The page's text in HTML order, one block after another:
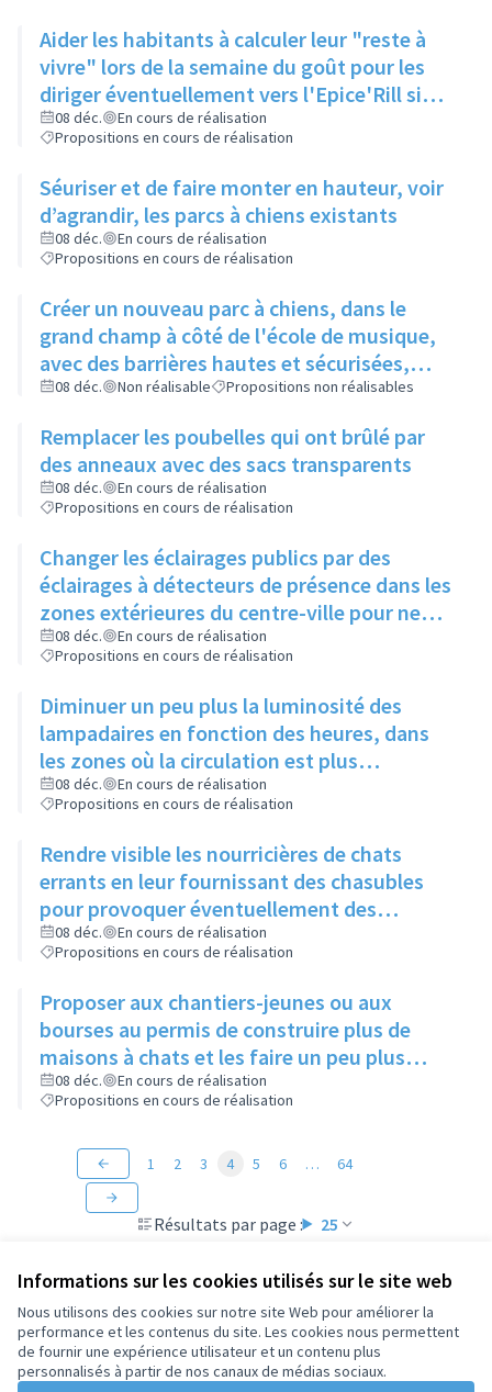
Informations sur les cookies utilisés sur le site web
Nous utilisons des cookies sur notre site Web pour améliorer la
performance et les contenus du site. Les cookies nous permettent
de fournir une expérience utilisateur et un contenu plus
personnalisés à partir de nos canaux de médias sociaux.
Aider les habitants à calculer leur "reste à
vivre" lors de la semaine du goût pour les
diriger éventuellement vers l'Epice'Rill si
besoin
08 déc.
En cours de réalisation
Propositions en cours de réalisation
Séuriser et de faire monter en hauteur, voir
d’agrandir, les parcs à chiens existants
08 déc.
En cours de réalisation
Propositions en cours de réalisation
Créer un nouveau parc à chiens, dans le
grand champ à côté de l'école de musique,
avec des barrières hautes et sécurisées,
pour qu'il y ait assez d'espace pour que les
08 déc. Non réalisable Propositions non réalisables
Remplacer les poubelles qui ont brûlé par
des anneaux avec des sacs transparents
08 déc.
En cours de réalisation
Propositions en cours de réalisation
Changer les éclairages publics par des
éclairages à détecteurs de présence dans les
zones extérieures du centre-ville pour ne
pas gêner certaines espèces d'animaux
08 déc.
En cours de réalisation
Propositions en cours de réalisation
Diminuer un peu plus la luminosité des
lampadaires en fonction des heures, dans
les zones où la circulation est plus
importante, sans jamais éteindre
complètement
08 déc.
En cours de réalisation
Propositions en cours de réalisation
Rendre visible les nourricières de chats
errants en leur fournissant des chasubles
pour provoquer éventuellement des
échanges avec des personnes intéressées
08 déc.
En cours de réalisation
Propositions en cours de réalisation
Proposer aux chantiers-jeunes ou aux
bourses au permis de construire plus de
maisons à chats et les faire un peu plus
grandes que celles existantes
08 déc.
En cours de réalisation
Propositions en cours de réalisation
Résultats par page : 25
1 2 3 4 5 6 … 64
Conditions d'utilisation
Paramètres des cookies